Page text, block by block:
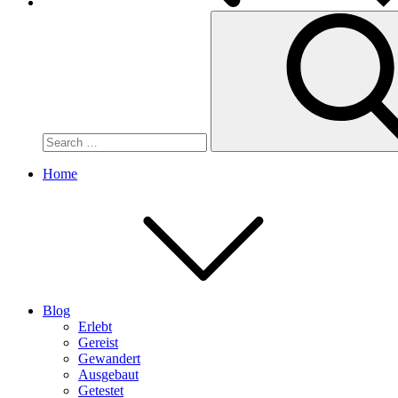
Home
Blog
Erlebt
Gereist
Gewandert
Ausgebaut
Getestet